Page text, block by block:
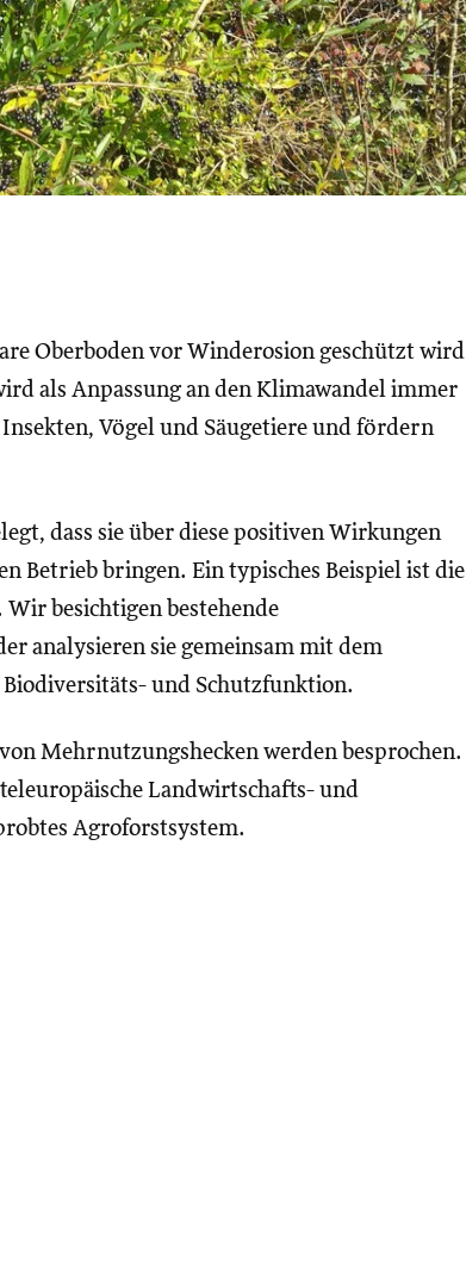
Oberboden vor Winderosion geschützt wird
als Anpassung an den Klimawandel immer
Vögel und Säugetiere und fördern
dass sie über diese positiven Wirkungen
Betrieb bringen. Ein typisches Beispiel ist die
besichtigen bestehende
analysieren sie gemeinsam mit dem
und Schutzfunktion.
Mehrnutzungshecken werden besprochen.
Landwirtschafts- und
Agroforstsystem.